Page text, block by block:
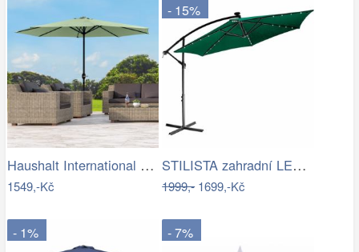
Haushalt International Kovový slunečník…
1549,-Kč
- 15%
STILISTA zahradní LED slunečník s…
1999,-1699,-Kč
- 1% - 7%